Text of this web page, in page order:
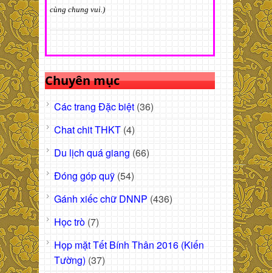
cùng chung vui.)
Chuyên mục
Các trang Đặc biệt (36)
Chat chit THKT (4)
Du lịch quá giang (66)
Đóng góp quỹ (54)
Gánh xiếc chữ DNNP (436)
Học trò (7)
Họp mặt Tết Bính Thân 2016 (Kiến
Tường) (37)